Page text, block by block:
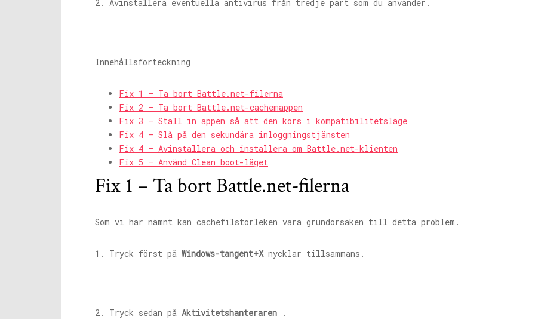
2. Avinstallera eventuella antivirus från tredje part som du använder.
Innehållsförteckning
Fix 1 – Ta bort Battle.net-filerna
Fix 2 – Ta bort Battle.net-cachemappen
Fix 3 – Ställ in appen så att den körs i kompatibilitetsläge
Fix 4 – Slå på den sekundära inloggningstjänsten
Fix 4 – Avinstallera och installera om Battle.net-klienten
Fix 5 – Använd Clean boot-läget
Fix 1 – Ta bort Battle.net-filerna
Som vi har nämnt kan cachefilstorleken vara grundorsaken till detta problem.
1. Tryck först på Windows-tangent+Xnycklar tillsammans.
2. Tryck sedan på Aktivitetshanteraren .